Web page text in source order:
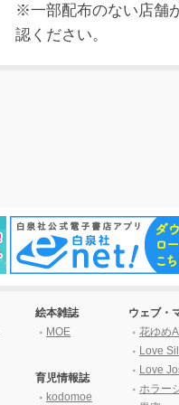
※一部配布のない店舗
認ください。
絵本雑誌
MOE
育児情報誌
kodomoe
ウェブ・
花ゆめ
Love
Love
ホラー